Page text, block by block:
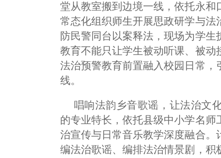
堂从教室搬到边境一线，依托永
常态化组织师生开展思政研学与
防民警同台以案释法，现场为学
教育不能只让学生被动听课、被
法治预警教育前置融入校园日常
线。
唱响法韵乡音歌谣，让法治文
的专业特长，依托县级中小学名
治宣传与日常音乐教学深度融合
编法治歌谣、编排法治情景剧，